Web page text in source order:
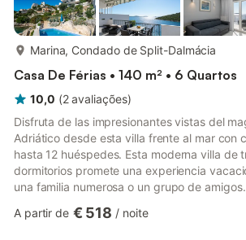
Marina, Condado de Split-Dalmácia
Casa De Férias • 140 m² • 6 Quartos
10,0 (2 avaliações)
Disfruta de las impresionantes vistas del
Adriático desde esta villa frente al mar con
hasta 12 huéspedes. Esta moderna villa de
dormitorios promete una experiencia
una familia numerosa o un grupo de
una piscina privada para que los huéspedes
A partir de € 518 / noite